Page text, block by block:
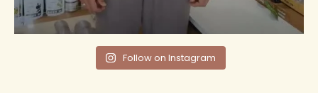
Follow on Instagram